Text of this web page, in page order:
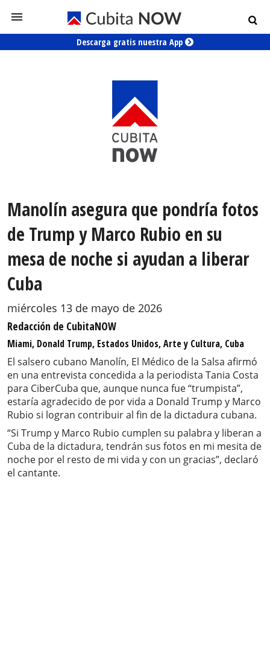
Descarga gratis nuestra App
Manolín asegura que pondría fotos
de Trump y Marco Rubio en su
mesa de noche si ayudan a liberar
Cuba
miércoles 13 de mayo de 2026
Redacción de CubitaNOW
Miami, Donald Trump, Estados Unidos, Arte y Cultura, Cuba
El salsero cubano Manolín, El Médico de la Salsa afirmó
en una entrevista concedida a la periodista Tania Costa
para CiberCuba que, aunque nunca fue “trumpista”,
estaría agradecido de por vida a Donald Trump y Marco
Rubio si logran contribuir al fin de la dictadura cubana.
“Si Trump y Marco Rubio cumplen su palabra y liberan a
Cuba de la dictadura, tendrán sus fotos en mi mesita de
noche por el resto de mi vida y con un gracias”, declaró
el cantante.